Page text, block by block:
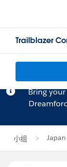
Trailblazer
Bring
小组 Japan